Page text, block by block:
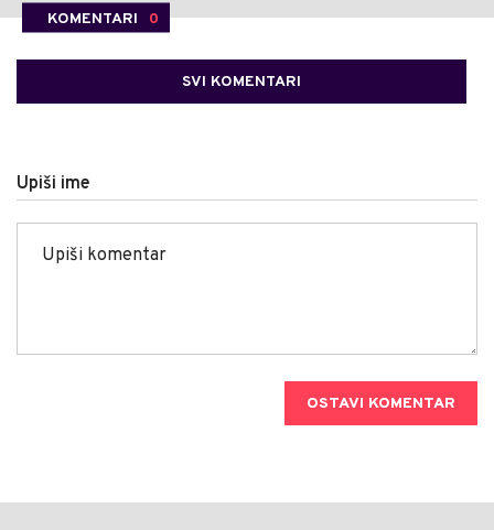
KOMENTARI 0
SVI KOMENTARI
Upiši ime
OSTAVI KOMENTAR